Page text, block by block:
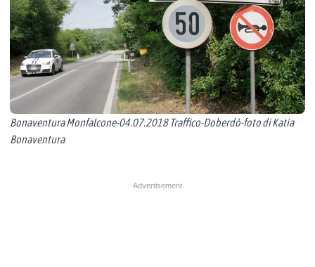
Bonaventura Monfalcone-04.07.2018 Traffico-Doberdò-foto di Katia
Bonaventura